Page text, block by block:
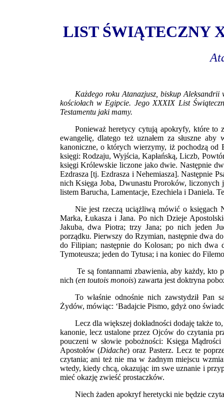
LIST ŚWIĄTECZNY
Atanazjusz z
Każdego roku Atanazjusz, biskup
kościołach w Egipcie. Jego XXXIX List
Testamentu jaki mamy.
Ponieważ heretycy cytują apokryfy, które to
ewangelię, dlatego też uznałem za słuszne
kanoniczne, o których wierzymy, iż pochodzą od
księgi: Rodzaju, Wyjścia, Kapłańską, Liczb,
księgi Królewskie liczone jako dwie. Następnie
Ezdrasza [tj. Ezdrasza i Nehemiasza]. Następnie
nich Księga Joba, Dwunastu Proroków, liczonych
listem Barucha, Lamentacje, Ezechiela i Daniela.
Nie jest rzeczą uciążliwą mówić o księgach
Marka, Łukasza i Jana. Po nich Dzieje
Jakuba, dwa Piotra; trzy Jana; po nich jeden
porządku. Pierwszy do Rzymian, następnie dwa
do Filipian; następnie do Kolosan; po nich dwa
Tymoteusza; jeden do Tytusa; i na koniec do
Te są fontannami zbawienia, aby każdy, kto
nich (en toutois monois) zawarta jest doktryna
To właśnie odnośnie nich zawstydził Pan
Żydów, mówiąc: ‘Badajcie Pismo, gdyż ono
Lecz dla większej dokładności dodaję także
kanonie, lecz ustalone przez Ojców do czytania
pouczeni w słowie pobożności: Księga
Apostołów (Didache) oraz Pasterz. Lecz te
czytania; ani też nie ma w żadnym miejscu
wtedy, kiedy chcą, okazując im swe uznanie i
mieć okazję zwieść prostaczków.
Niech żaden apokryf heretycki nie będzie